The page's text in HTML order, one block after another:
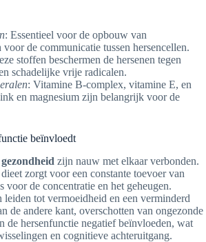
: Essentieel voor de opbouw van
voor de communicatie tussen hersencellen.
stoffen beschermen de hersenen tegen
schadelijke vrije radicalen.
: Vitamine B-complex, vitamine E, en
en magnesium zijn belangrijk voor de
beïnvloedt
zijn nauw met elkaar verbonden.
zorgt voor een constante toevoer van
voor de concentratie en het geheugen.
leiden tot vermoeidheid en een verminderd
de andere kant, overschotten van ongezonde
de hersenfunctie negatief beïnvloeden, wat
en cognitieve achteruitgang.